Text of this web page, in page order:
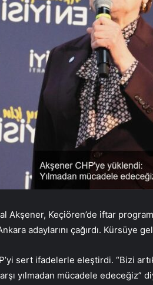
Akşener, Keçiören’de iftar
adaylarını çağırdı. Kürsüye
sert ifadelerle eleştirdi. “Bizi
yılmadan mücadele edeceğiz”